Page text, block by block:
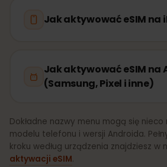
Jak aktywować eSIM na
Jak aktywować eSIM na
(Samsung, Pixel i inne)
Dokładne nazwy menu mogą się
modelu telefonu i wersji Androida.
kroku według urządzenia znajdziesz w
aktywacji eSIM.